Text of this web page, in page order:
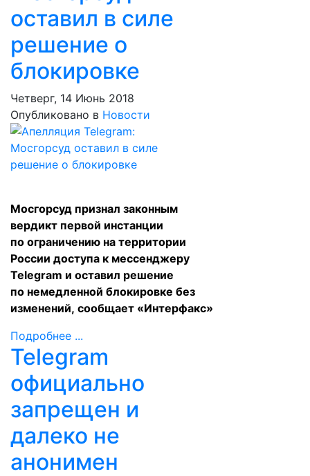
оставил в силе
решение о
блокировке
Четверг, 14 Июнь 2018
Опубликовано в Новости
Мосгорсуд признал законным
вердикт первой инстанции
по ограничению на территории
России доступа к мессенджеру
Telegram и оставил решение
по немедленной блокировке без
изменений, сообщает «Интерфакс»
Подробнее ...
Telegram
официально
запрещен и
далеко не
анонимен